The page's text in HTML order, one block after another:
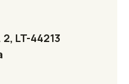
LT-44213